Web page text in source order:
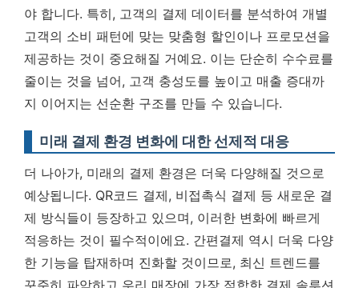
야 합니다. 특히, 고객의 결제 데이터를 분석하여 개별
고객의 소비 패턴에 맞는 맞춤형 할인이나 프로모션을
제공하는 것이 중요해질 거예요. 이는 단순히 수수료를
줄이는 것을 넘어, 고객 충성도를 높이고 매출 증대까
지 이어지는 선순환 구조를 만들 수 있습니다.
미래 결제 환경 변화에 대한 선제적 대응
더 나아가, 미래의 결제 환경은 더욱 다양해질 것으로
예상됩니다. QR코드 결제, 비접촉식 결제 등 새로운 결
제 방식들이 등장하고 있으며, 이러한 변화에 빠르게
적응하는 것이 필수적이에요. 간편결제 역시 더욱 다양
한 기능을 탑재하며 진화할 것이므로, 최신 트렌드를
꾸준히 파악하고 우리 매장에 가장 적합한 결제 솔루션